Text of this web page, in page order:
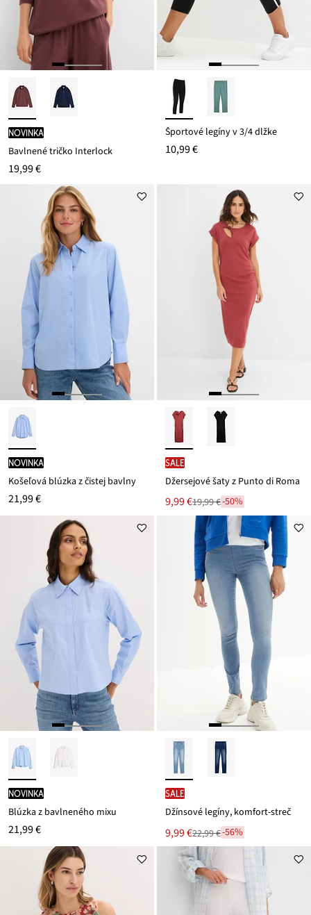
novinka
Bavlnené tričko Interlock
19,99 €
Športové legíny v 3/4 dĺžke
10,99 €
novinka
Košeľová blúzka z čistej bavlny
21,99 €
SALE
Džersejové šaty z Punto di Roma
Nová
cena
9,99 €
Zľava
19,99 €
19,99 €-50%
novinka
Blúzka z bavlneného mixu
21,99 €
SALE
Džínsové legíny, komfort-streč
Nová
cena
9,99 €
Zľava
ceny
22,99 €
22,99 €-56%